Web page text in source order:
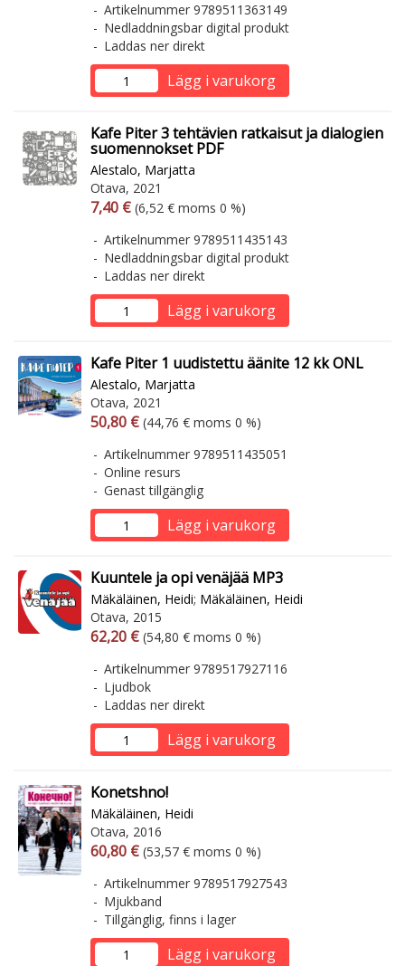
Artikelnummer 9789511363149
Nedladdningsbar digital produkt
Laddas ner direkt
Lägg i varukorg
Kafe Piter 3 tehtävien ratkaisut ja dialogien
suomennokset PDF
Alestalo, Marjatta
Otava, 2021
Arvonlisäverollinen hinta
7,40 € Arvonlisäveroton hinta
(6,52 € moms 0 %)
Artikelnummer 9789511435143
Nedladdningsbar digital produkt
Laddas ner direkt
Lägg i varukorg
Kafe Piter 1 uudistettu äänite 12 kk ONL
Alestalo, Marjatta
Otava, 2021
Arvonlisäverollinen hinta
50,80 € Arvonlisäveroton hinta
(44,76 € moms 0 %)
Artikelnummer 9789511435051
Online resurs
Genast tillgänglig
Lägg i varukorg
Kuuntele ja opi venäjää MP3
Mäkäläinen, Heidi; Mäkäläinen, Heidi
Otava, 2015
Arvonlisäverollinen hinta
62,20 € Arvonlisäveroton hinta
(54,80 € moms 0 %)
Artikelnummer 9789517927116
Ljudbok
Laddas ner direkt
Lägg i varukorg
Konetshno!
Mäkäläinen, Heidi
Otava, 2016
Arvonlisäverollinen hinta
60,80 € Arvonlisäveroton hinta
(53,57 € moms 0 %)
Artikelnummer 9789517927543
Mjukband
Tillgänglig, finns i lager
Lägg i varukorg